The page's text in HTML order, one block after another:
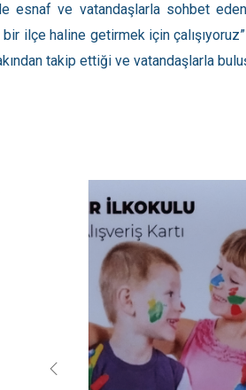
esnaf ve vatandaşlarla sohbet
ilçe haline getirmek için
takip ettiği ve vatandaşlarla